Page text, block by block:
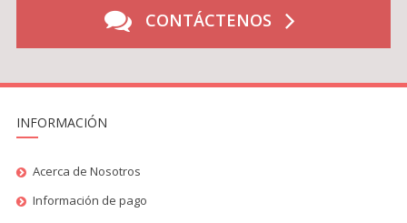
CONTÁCTENOS
INFORMACIÓN
Acerca de Nosotros
Información de pago